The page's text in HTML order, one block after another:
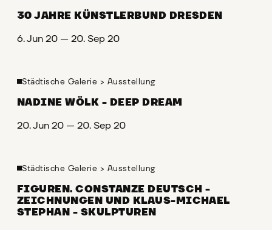
30 JAHRE KÜNSTLERBUND DRESDEN
6. Jun 20 — 20. Sep 20
Städtische Galerie > Ausstellung
NADINE WÖLK - DEEP DREAM
20. Jun 20 — 20. Sep 20
Städtische Galerie > Ausstellung
FIGUREN. CONSTANZE DEUTSCH -
ZEICHNUNGEN UND KLAUS-MICHAEL
STEPHAN - SKULPTUREN